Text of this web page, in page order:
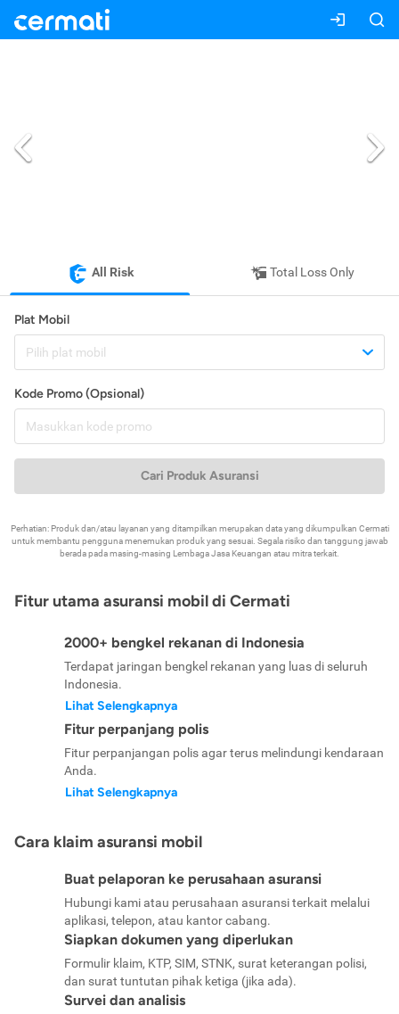
All Risk Total Loss Only
Plat Mobil
Pilih plat mobil
Kode Promo (Opsional)
Cari Produk Asuransi
Perhatian: Produk dan/atau layanan yang ditampilkan merupakan data yang dikumpulkan Cermati
untuk membantu pengguna menemukan produk yang sesuai. Segala risiko dan tanggung jawab
berada pada masing-masing Lembaga Jasa Keuangan atau mitra terkait.
Fitur utama asuransi mobil di Cermati
2000+ bengkel rekanan di Indonesia
Terdapat jaringan bengkel rekanan yang luas di seluruh
Indonesia.
Lihat Selengkapnya
Fitur perpanjang polis
Fitur perpanjangan polis agar terus melindungi kendaraan
Anda.
Lihat Selengkapnya
Cara klaim asuransi mobil
Buat pelaporan ke perusahaan asuransi
Hubungi kami atau perusahaan asuransi terkait melalui
aplikasi, telepon, atau kantor cabang.
Siapkan dokumen yang diperlukan
Formulir klaim, KTP, SIM, STNK, surat keterangan polisi,
dan surat tuntutan pihak ketiga (jika ada).
Survei dan analisis